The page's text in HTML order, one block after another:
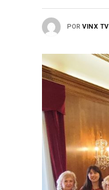
POR VINX TV